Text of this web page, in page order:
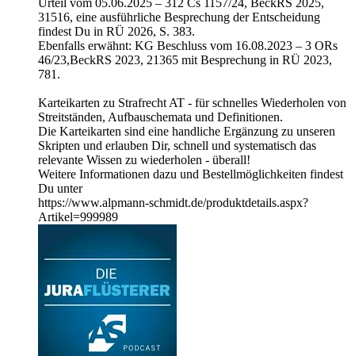
Urteil vom 05.06.2025 – 312 Cs 1157/24, BeckRS 2025,
31516, eine ausführliche Besprechung der Entscheidung
findest Du in RÜ 2026, S. 383.
Ebenfalls erwähnt: KG Beschluss vom 16.08.2023 – 3 ORs
46/23,BeckRS 2023, 21365 mit Besprechung in RÜ 2023,
781.
Karteikarten zu Strafrecht AT - für schnelles Wiederholen von
Streitständen, Aufbauschemata und Definitionen.
Die Karteikarten sind eine handliche Ergänzung zu unseren
Skripten und erlauben Dir, schnell und systematisch das
relevante Wissen zu wiederholen - überall!
Weitere Informationen dazu und Bestellmöglichkeiten findest
Du unter
https://www.alpmann-schmidt.de/produktdetails.aspx?
Artikel=999989